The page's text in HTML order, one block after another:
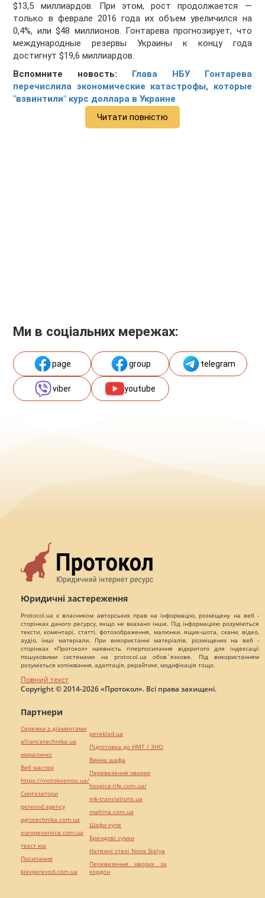
$13,5 миллиардов. При этом, рост продолжается —
только в феврале 2016 года их объем увеличился на
0,4%, или $48 миллионов. Гонтарева прогнозирует, что
международные резервы Украины к концу года
достигнут $19,6 миллиардов.
Вспомните новость: Глава НБУ Гонтарева
перечислила экономические катастрофы, которые
"взвинтили" курс доллара в Украине
Читати повністю
Ми в соціальних мережах:
page group telegram
viber youtube
Юридичні застереження
Protocol.ua є власником авторських прав на інформацію, розміщену на веб -
сторінках даного ресурсу, якщо не вказано інше. Під інформацією розуміються
тексти, коментарі, статті, фотозображення, малюнки, ящик-шота, скани, відео,
аудіо, інші матеріали. При використанні матеріалів, розміщених на веб -
сторінках «Протокол» наявність гіперпосилання відкритого для індексації
пошуковими системами на protocol.ua обов`язкове. Під використанням
розуміється копіювання, адаптація, рерайтинг, модифікація тощо.
Повний текст
Copyright © 2014-2026 «Протокол». Всі права захищені.
Партнери
Сережки з діамантами
alliancetechnika.ua
миралинкс
Веб мастер
https://motokosmos.ua/
Синтезатори
perevod.agency
agrotechnika.com.ua
europeservice.com.ua
текст юа
Посилання
kievperevod.com.ua
pereklad.ua
Підготовка до НМТ / ЗНО
Винна шафа
Перевезення хворих
hospice-life.com.ua/
mk-translations.ua
maltina.com.ua
Шафи купе
Брендові сумки
Натяжні стелі Nova Stelya
Перевезення хворих за
кордон